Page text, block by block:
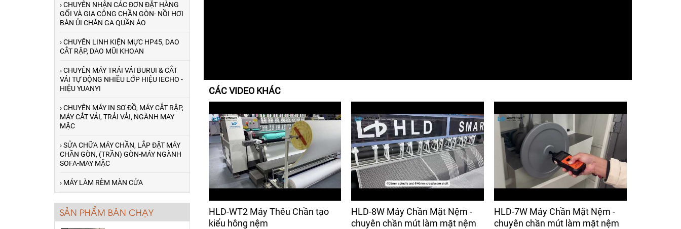
› CHUYÊN NHẬN CÁC ĐƠN ĐẶT HÀNG
GỐI VÀ GIA CÔNG CHẦN GÒN- NỒI HƠI
BÀN ỦI CHĂN GA QUẦN ÁO
› CHUYÊN LINH KIỆN MỰC HP45, DAO
CẮT RẬP, DAO MŨI KHOAN
› CHUYÊN MÁY TRẢI VẢI BURUI & CẮT
VẢI TỰ ĐỘNG NHIỀU LỚP HIỆU IECHO -
HIỆU YUANYI
› CHUYÊN MÁY IN SƠ ĐỒ, MÁY CẮT RẬP,
MÁY CẮT VẢI, TRẢI VẢI, NGÀNH MAY
MẶC
› SỬA CHỮA MÁY CHẦN, LẮP ĐẶT MÁY
CHẦN GÒN, (TRẦN) GÒN-MÁY NGÀNH
SOFA-MAY MẶC
› MÁY LÀM RÈM MÀN CỬA
SẢN PHẨM BÁN CHẠY
Máy máy cuộn vải tự
Giá:50,000 đ
Máy Dò Kim Khổ 600mm
Máy Bọc Vỏ Áo Gối
CÁC VIDEO KHÁC
HLD-WT2 Máy Thêu Chần tạo
kiểu hông nệm
HLD-8W Máy Chần Mặt Nệm -
chuyên chần mút làm mặt nệm
HLD-7W Máy Chần Mặt Nệm -
chuyên chần mút làm mặt nệm